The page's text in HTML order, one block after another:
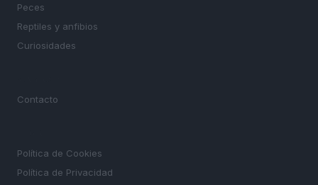
Peces
Reptiles y anfibios
Curiosidades
Contacto
Política de Cookies
Política de Privacidad